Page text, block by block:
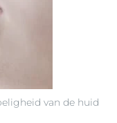
van de huid